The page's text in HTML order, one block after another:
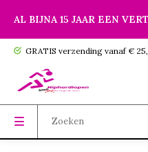
AL BIJNA 15 JAAR EEN
GRATIS verzending vanaf €